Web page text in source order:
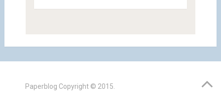
Paperblog Copyright © 2015.